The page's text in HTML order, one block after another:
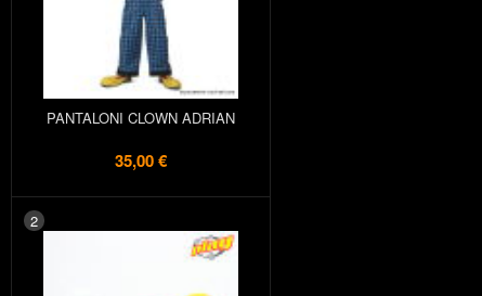
PANTALONI CLOWN ADRIAN
35,00 €
2